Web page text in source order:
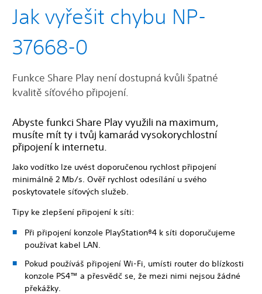
Jak vyřešit chybu NP-
37668-0
Funkce Share Play není dostupná kvůli špatné
kvalitě síťového připojení.
Abyste funkci Share Play využili na maximum,
musíte mít ty i tvůj kamarád vysokorychlostní
připojení k internetu.
Jako vodítko lze uvést doporučenou rychlost připojení
minimálně 2 Mb/s. Ověř rychlost odesílání u svého
poskytovatele síťových služeb.
Tipy ke zlepšení připojení k síti:
Při připojení konzole PlayStation®4 k síti doporučujeme
používat kabel LAN.
Pokud používáš připojení Wi-Fi, umísti router do blízkosti
konzole PS4™ a přesvědč se, že mezi nimi nejsou žádné
překážky.